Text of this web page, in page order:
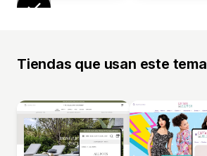
Tiendas que usan este tema